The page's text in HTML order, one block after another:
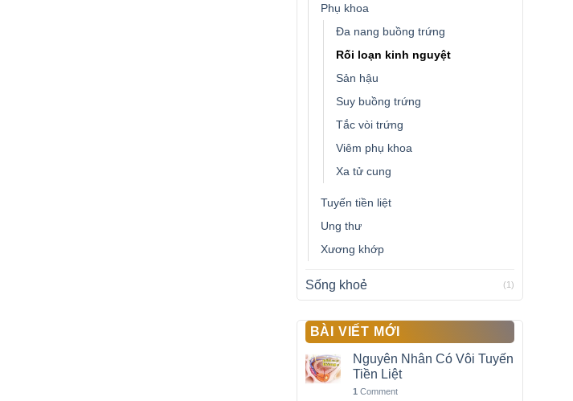
Phụ khoa
Đa nang buồng trứng
Rối loạn kinh nguyệt
Sản hậu
Suy buồng trứng
Tắc vòi trứng
Viêm phụ khoa
Xa tử cung
Tuyến tiền liệt
Ung thư
Xương khớp
Sống khoẻ (1)
BÀI VIẾT MỚI
Nguyên Nhân Có Vôi Tuyến
Tiền Liệt
1 Comment